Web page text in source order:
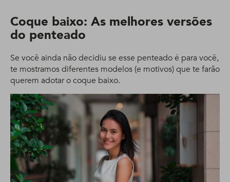
Coque baixo: As melhores versões
do penteado
Se você ainda não decidiu se esse penteado é para você,
te mostramos diferentes modelos (e motivos) que te farão
querem adotar o coque baixo.